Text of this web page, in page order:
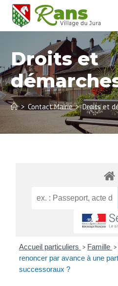
Droits et
> Contact Mairie > Droits et
Accueil particuliers > Famille >
renoncer par avance à une
successoraux ?